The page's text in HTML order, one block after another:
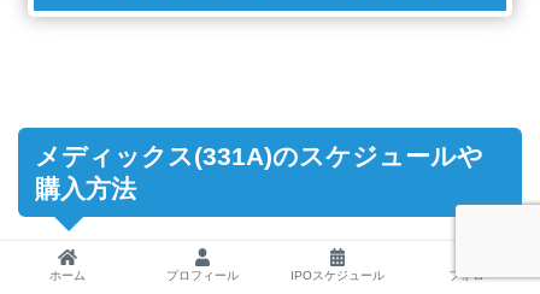
メディックス(331A)のスケジュールや
購入方法
ホーム プロフィール IPOスケジュール フォロー